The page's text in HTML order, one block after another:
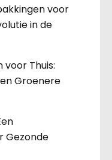
voor
in de
Thuis:
Groenere
Gezonde